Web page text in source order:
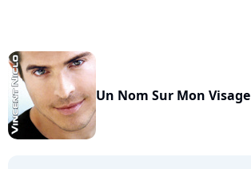
Un Nom Sur Mon Visage